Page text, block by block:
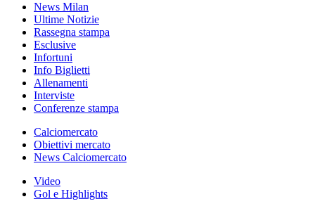
News Milan
Ultime Notizie
Rassegna stampa
Esclusive
Infortuni
Info Biglietti
Allenamenti
Interviste
Conferenze stampa
Calciomercato
Obiettivi mercato
News Calciomercato
Video
Gol e Highlights